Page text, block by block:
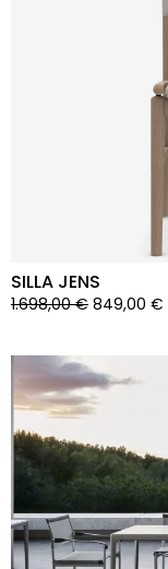
SILLA JENS
1.698,00€ 849,00 €